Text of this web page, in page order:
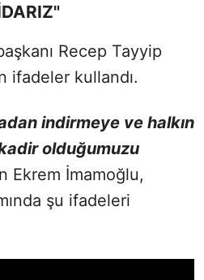
Recep Tayyip
ifadeler kullandı.
indirmeye ve halkın
olduğumuzu
Ekrem İmamoğlu,
şu ifadeleri